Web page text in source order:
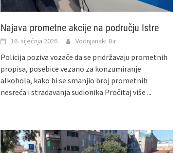
Najava prometne akcije na području Istre
16. siječnja 2026. Vodnjanski Đir
Policija poziva vozače da se pridržavaju prometnih
propisa, posebice vezano za konzumiranje
alkohola, kako bi se smanjio broj prometnih
nesreća i stradavanja sudionika Pročitaj više ...